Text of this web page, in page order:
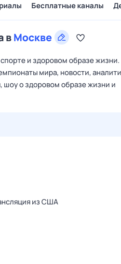
Бесплатные каналы
вМоскве
и здоровом образе
мира, новости,
о здоровом образе жизни и
из США